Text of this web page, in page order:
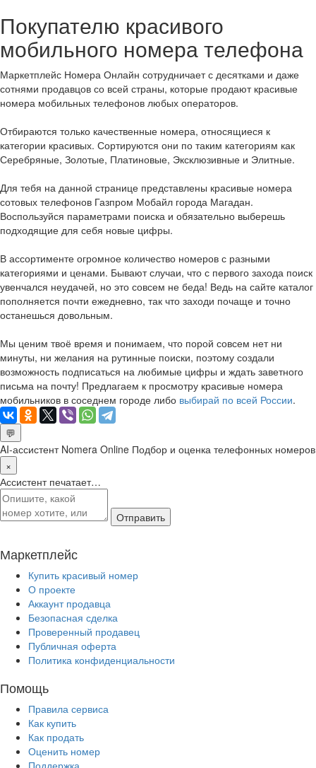
Покупателю красивого
мобильного номера телефона
Маркетплейс Номера Онлайн сотрудничает с десятками и даже
сотнями продавцов со всей страны, которые продают красивые
номера мобильных телефонов любых операторов.
Отбираются только качественные номера, относящиеся к
категории красивых. Сортируются они по таким категориям как
Серебряные, Золотые, Платиновые, Эксклюзивные и Элитные.
Для тебя на данной странице представлены красивые номера
сотовых телефонов Газпром Мобайл города Магадан.
Воспользуйся параметрами поиска и обязательно выберешь
подходящие для себя новые цифры.
В ассортименте огромное количество номеров с разными
категориями и ценами. Бывают случаи, что с первого захода поиск
увенчался неудачей, но это совсем не беда! Ведь на сайте каталог
пополняется почти ежедневно, так что заходи почаще и точно
останешься довольным.
Мы ценим твоё время и понимаем, что порой совсем нет ни
минуты, ни желания на рутинные поиски, поэтому создали
возможность подписаться на любимые цифры и ждать заветного
письма на почту! Предлагаем к просмотру красивые номера
мобильников в соседнем городе либо выбирай по всей России.
💬
AI-ассистент Nomera Online Подбор и оценка телефонных номеров
×
Ассистент печатает…
Отправить
Маркетплейс
Купить красивый номер
О проекте
Аккаунт продавца
Безопасная сделка
Проверенный продавец
Публичная оферта
Политика конфиденциальности
Помощь
Правила сервиса
Как купить
Как продать
Оценить номер
Поддержка